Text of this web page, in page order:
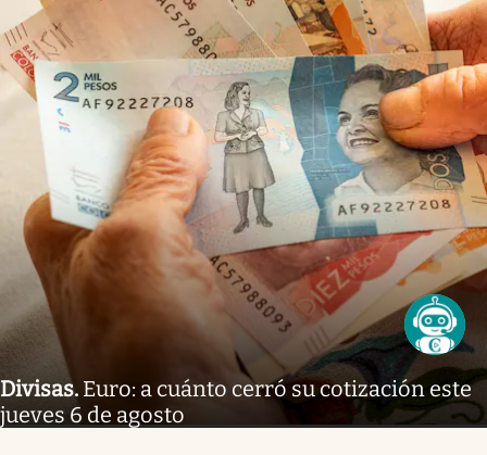
Divisas. Euro: a cuánto cerró su cotización este
jueves 6 de agosto